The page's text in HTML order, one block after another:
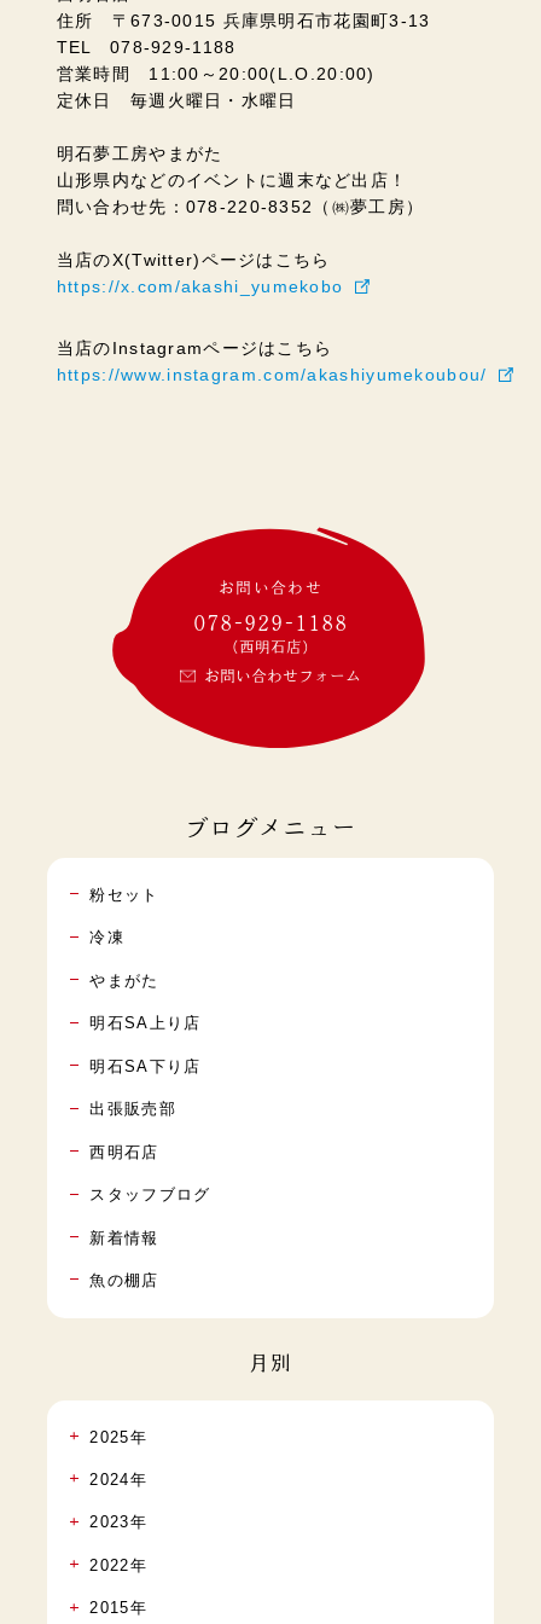
住所 〒673-0015 兵庫県明石市花園町3-13
TEL 078-929-1188
営業時間 11:00～20:00(L.O.20:00)
定休日 毎週火曜日・水曜日
明石夢工房やまがた
山形県内などのイベントに週末など出店！
問い合わせ先：078-220-8352（㈱夢工房）
当店のX(Twitter)ページはこちら
https://x.com/akashi_yumekobo
当店のInstagramページはこちら
https://www.instagram.com/akashiyumekoubou/
お問い合わせ
078-929-1188
(西明石店)
お問い合わせフォーム
ブログメニュー
粉セット
冷凍
やまがた
明石SA上り店
明石SA下り店
出張販売部
西明石店
スタッフブログ
新着情報
魚の棚店
月別
2025年
2024年
2023年
2022年
2015年